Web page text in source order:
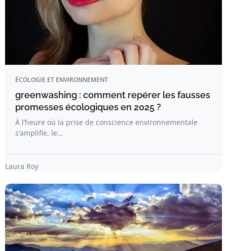
ÉCOLOGIE ET ENVIRONNEMENT
greenwashing : comment repérer les fausses
promesses écologiques en 2025 ?
À l’heure où la prise de conscience environnementale
s’amplifie, le…
Laura Roy